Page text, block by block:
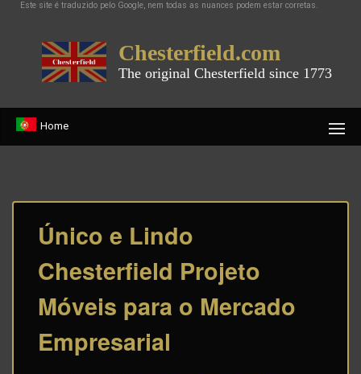
Este site é traduzido pelo Google, nem todas as nuances podem estar corretas.
Chesterfield.com
The original Chesterfield since 1773
Home
Único e Lindo
Chesterfield Projeto
Móveis para o Mercado
Empresarial